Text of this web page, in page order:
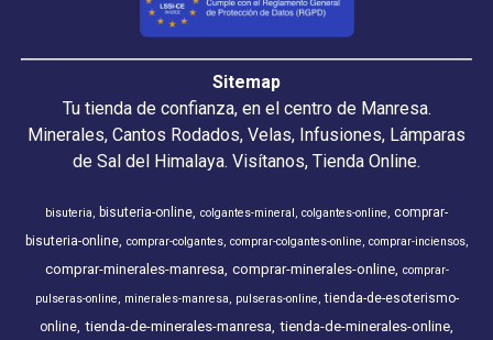
Sitemap
Tu tienda de confianza, en el centro de Manresa.
Minerales, Cantos Rodados, Velas, Infusiones, Lámparas
de Sal del Himalaya. Visítanos, Tienda Online.
bisuteria bisuteria-online colgantes-mineral colgantes-online
comprar-
bisuteria-online comprar-colgantes comprar-colgantes-online comprar-inciensos
comprar-minerales-manresa comprar-minerales-online comprar-
pulseras-online
minerales-manresa pulseras-online tienda-de-esoterismo-
online tienda-de-minerales-manresa tienda-de-minerales-online